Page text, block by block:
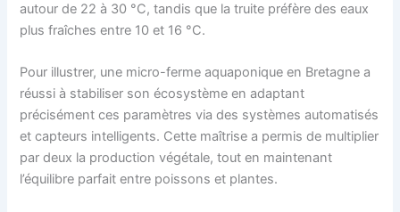
autour de 22 à 30 °C, tandis que la truite préfère des eaux
plus fraîches entre 10 et 16 °C.
Pour illustrer, une micro-ferme aquaponique en Bretagne a
réussi à stabiliser son écosystème en adaptant
précisément ces paramètres via des systèmes automatisés
et capteurs intelligents. Cette maîtrise a permis de multiplier
par deux la production végétale, tout en maintenant
l’équilibre parfait entre poissons et plantes.